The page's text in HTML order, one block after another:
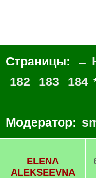
Страницы: ←
182
183 184
Модератор:
ELENA
ALEKSEEVNA